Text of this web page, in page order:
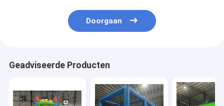
Doorgaan
Geadviseerde Producten